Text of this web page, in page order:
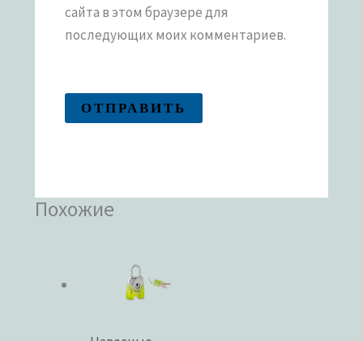
сайта в этом браузере для
последующих моих комментариев.
Похожие